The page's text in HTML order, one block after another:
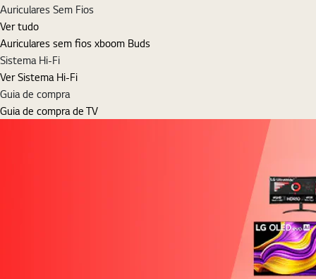
Auriculares Sem Fios
Ver tudo
Auriculares sem fios xboom Buds
Sistema Hi-Fi
Ver Sistema Hi-Fi
Guia de compra
Guia de compra de TV